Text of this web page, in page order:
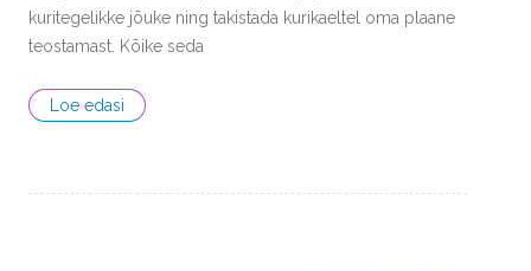
kuritegelikke jõuke ning takistada kurikaeltel oma plaane
teostamast. Kõike seda
Loe edasi